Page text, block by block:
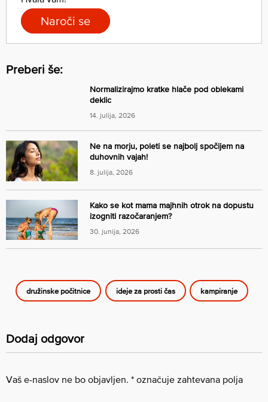
Naroči se
Preberi še:
Normalizirajmo kratke hlače pod oblekami
deklic
14. julija, 2026
Ne na morju, poleti se najbolj spočijem na
duhovnih vajah!
8. julija, 2026
Kako se kot mama majhnih otrok na dopustu
izogniti razočaranjem?
30. junija, 2026
družinske počitnice ideje za prosti čas kampiranje
Dodaj odgovor
Vaš e-naslov ne bo objavljen. * označuje zahtevana polja